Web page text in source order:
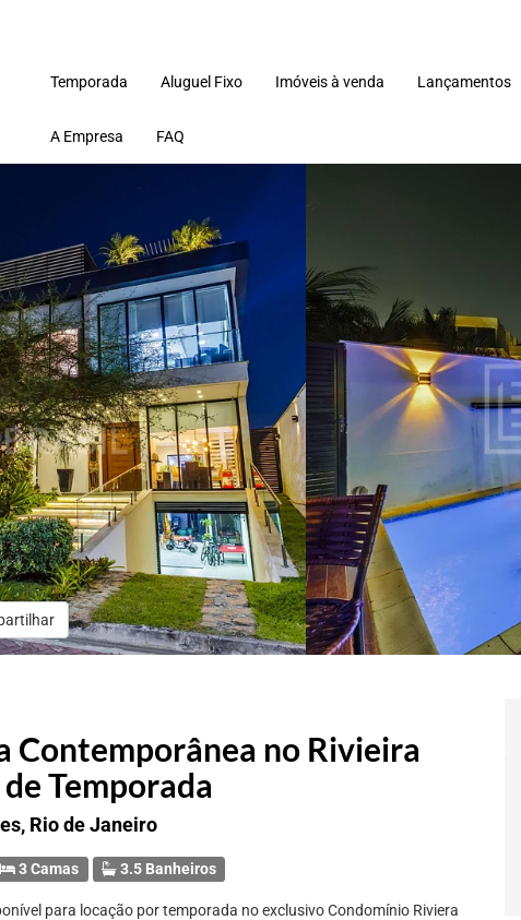
Temporada Aluguel Fixo Imóveis à venda Lançamentos
A Empresa FAQ
Contemporânea no Rivieira
Temporada
Rio de Janeiro
3 Camas 3.5 Banheiros
para locação por temporada no exclusivo Condomínio Riviera